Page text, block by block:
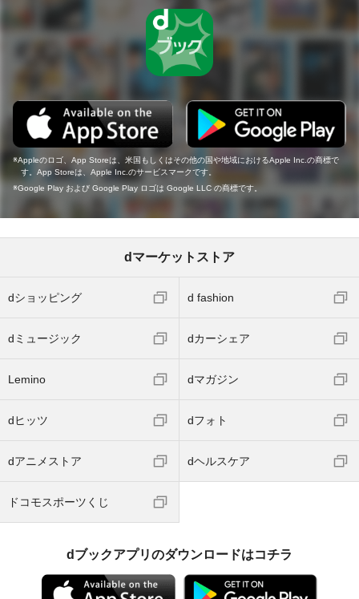
Appleのロゴ、App Storeは、米国もしくはその他の国や地域におけるApple Inc.の商標で
す。App Storeは、Apple Inc.のサービスマークです。
Google Play および Google Play ロゴは Google LLC の商標です。
dマーケットストア
dショッピング d fashion
dミュージック dカーシェア
Lemino dマガジン
dヒッツ dフォト
dアニメストア dヘルスケア
ドコモスポーツくじ
dブックアプリのダウンロードはコチラ